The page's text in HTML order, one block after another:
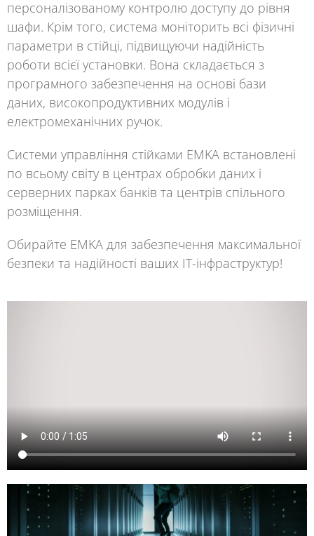
персоналізованому контролю доступу до рівня
шафи. Крім того, система моніторить всі фізичні
параметри в стійці, підвищуючи надійність
роботи всієї установки. Вона складається з
програмного забезпечення на основі бази
даних, високопродуктивних модулів і
електромеханічних ручок.
Системи управління стійками EMKA встановлені
по всьому світу в центрах обробки даних і
серверних парках банків та центрів спільного
розміщення.
Обирайте EMKA для забезпечення максимальної
безпеки та надійності ваших IT-інфраструктур!